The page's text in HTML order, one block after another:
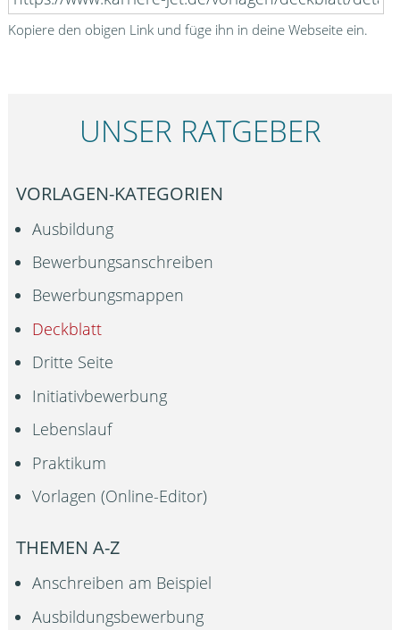
Kopiere den obigen Link und füge ihn in deine Webseite ein.
UNSER RATGEBER
VORLAGEN-KATEGORIEN
Ausbildung
Bewerbungsanschreiben
Bewerbungsmappen
Deckblatt
Dritte Seite
Initiativbewerbung
Lebenslauf
Praktikum
Vorlagen (Online-Editor)
THEMEN A-Z
Anschreiben am Beispiel
Ausbildungsbewerbung